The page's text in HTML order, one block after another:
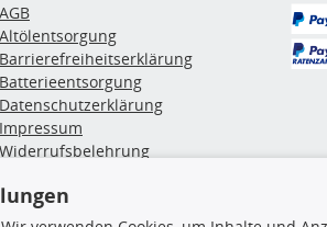
AGB
Altölentsorgung
Barrierefreiheitserklärung
Batterieentsorgung
Datenschutzerklärung
Impressum
Widerrufsbelehrung
Zahlung & Versand